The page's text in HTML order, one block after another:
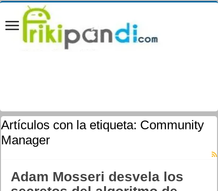
Artículos con la etiqueta: Community
Manager
Adam Mosseri desvela los